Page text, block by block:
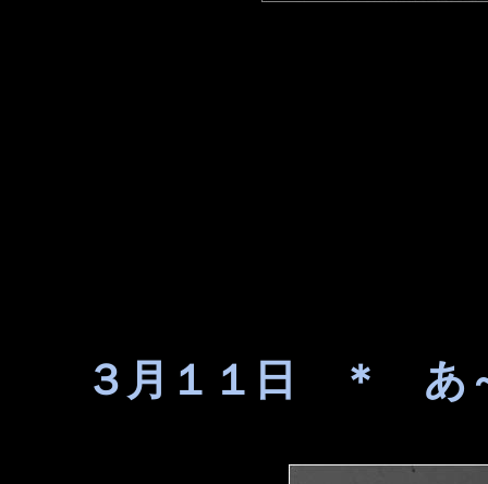
３月１１日 ＊ あ